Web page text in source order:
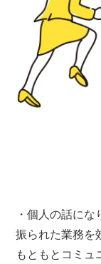
・個人の話にな
振られた業務を
もともとコミュ